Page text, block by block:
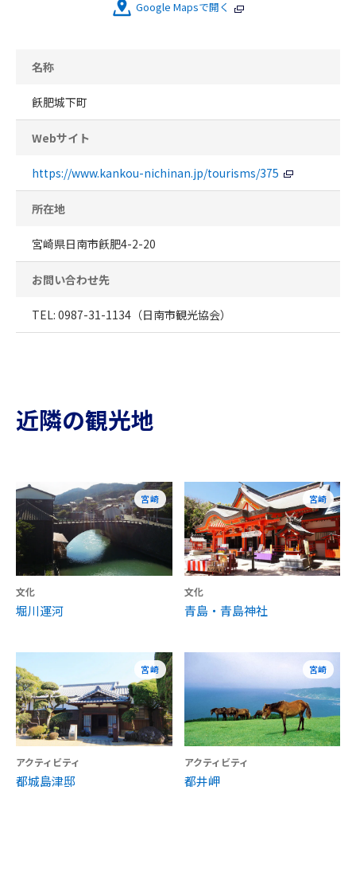
Google Mapsで開く
名称
飫肥城下町
Webサイト
https://www.kankou-nichinan.jp/tourisms/375
所在地
宮崎県日南市飫肥4-2-20
お問い合わせ先
TEL: 0987-31-1134（日南市観光協会）
近隣の観光地
宮崎
文化
堀川運河
宮崎
文化
青島・青島神社
宮崎
アクティビティ
都城島津邸
宮崎
アクティビティ
都井岬